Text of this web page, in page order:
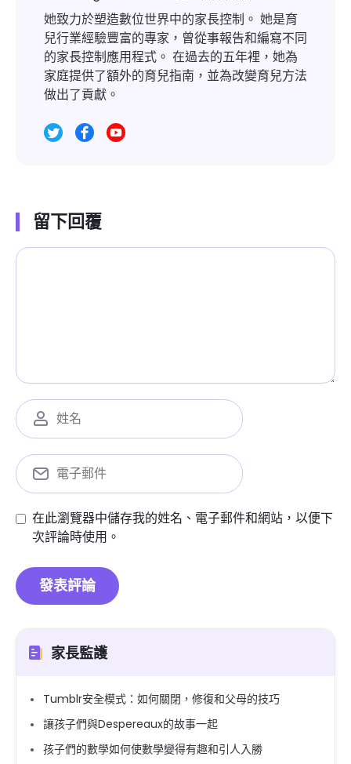
她致力於塑造數位世界中的家長控制。 她是育
兒行業經驗豐富的專家，曾從事報告和編寫不同
的家長控制應用程式。 在過去的五年裡，她為
家庭提供了額外的育兒指南，並為改變育兒方法
做出了貢獻。
留下回覆
在此瀏覽器中儲存我的姓名、電子郵件和網站，以便下
次評論時使用。
家長監護
Tumblr安全模式：如何關閉，修復和父母的技巧
讓孩子們與Despereaux的故事一起
孩子們的數學如何使數學變得有趣和引人入勝